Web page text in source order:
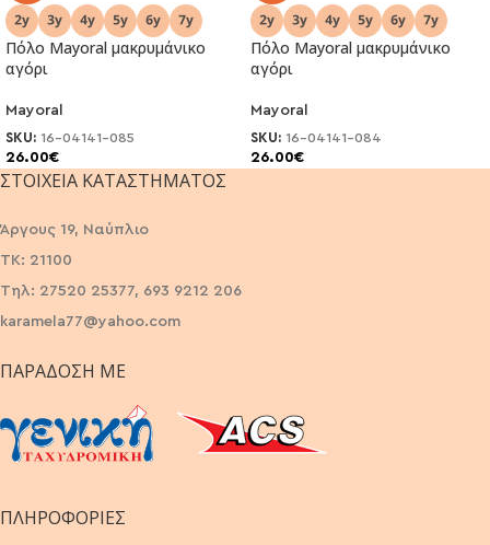
Πόλο Mayoral μακρυμάνικο
αγόρι
Mayoral
SKU: 16-04141-085
26.00€
Πόλο Mayoral μακρυμάνικο
αγόρι
Mayoral
SKU: 16-04141-084
26.00€
ΣΤΟΙΧΕΊΑ ΚΑΤΑΣΤΉΜΑΤΟΣ
Άργους 19, Ναύπλιο
ΤΚ: 21100
Τηλ: 27520 25377, 693 9212 206
karamela77@yahoo.com
ΠΑΡΆΔΟΣΗ ΜΕ
ΠΛΗΡΟΦΟΡΙΕΣ